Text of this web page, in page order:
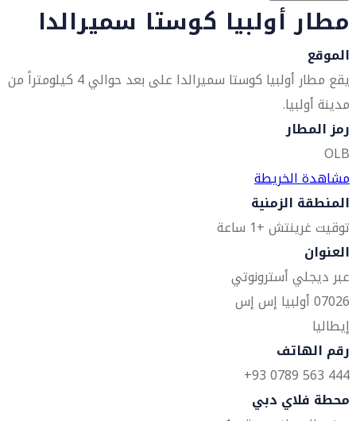
مطار أولبيا كوستا سميرالدا
الموقع
يقع مطار أولبيا كوستا سميرالدا على بعد حوالي 4 كيلومتراً من
مدينة أولبيا.
رمز المطار
OLB
مشاهدة الخريطة
المنطقة الزمنية
توقيت غرينتش +1 ساعة
العنوان
عبر ديجلي أسترونوتي
07026 أولبيا إس إس
إيطاليا
رقم الهاتف
444 563 0789 93+
محطة فلاي دبي